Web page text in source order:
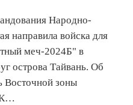
Народно-
направила войска для
меч-2024Б" в
острова Тайвань. Об
Восточной зоны